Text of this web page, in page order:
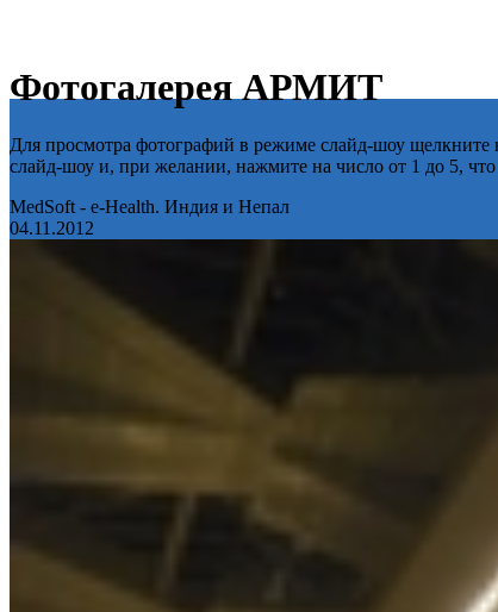
Фотогалерея АРМИТ
Для просмотра фотографий в режиме слайд-шоу
слайд-шоу и, при желании, нажмите на число от 1 до 5,
MedSoft - e-Health. Индия и Непал
04.11.2012